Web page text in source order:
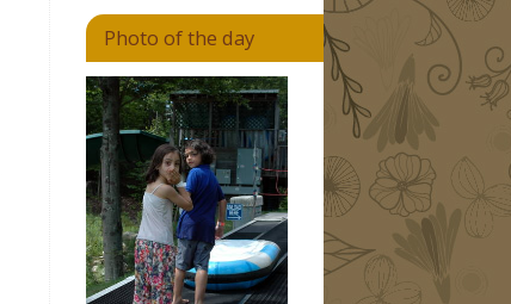
Photo of the day